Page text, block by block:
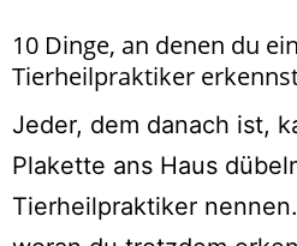
10 Dinge, an denen du
Tierheilpraktiker
Jeder, dem danach ist,
Plakette ans Haus
Tierheilpraktiker